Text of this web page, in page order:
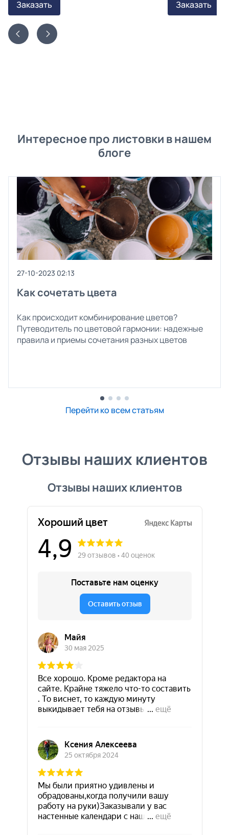
Заказать Заказать
Интересное про листовки в нашем
блоге
27-10-2023 02:13
Как сочетать цвета
Как происходит комбинирование цветов?
Путеводитель по цветовой гармонии: надежные
правила и приемы сочетания разных цветов
Перейти ко всем статьям
Отзывы наших клиентов
Отзывы наших клиентов